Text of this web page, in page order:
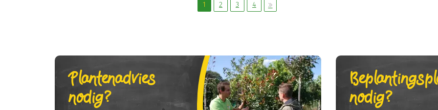
1 2 3 4
Plantenadvies
nodig?
nodig?